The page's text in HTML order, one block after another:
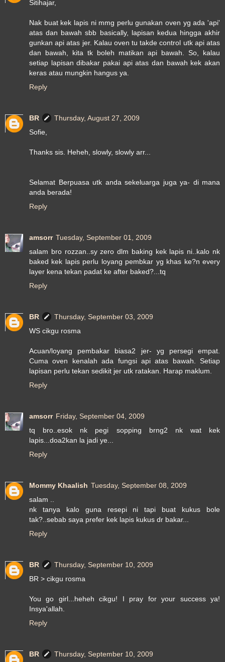
Sitihajar,
Nak buat kek lapis ni mmg perlu gunakan oven yg ada 'api'
atas dan bawah sbb basically, lapisan kedua hingga akhir
gunkan api atas jer. Kalau oven tu takde control utk api atas
dan bawah, kita tk boleh matikan api bawah. So, kalau
setiap lapisan dibakar pakai api atas dan bawah kek akan
keras atau mungkin hangus ya.
Reply
BR
Thursday, August 27, 2009
Sofie,
Thanks sis. Heheh, slowly, slowly arr...
Selamat Berpuasa utk anda sekeluarga juga ya- di mana
anda berada!
Reply
amsorr Tuesday, September 01, 2009
salam bro rozzan..sy zero dlm baking kek lapis ni..kalo nk
baked kek lapis perlu loyang pembkar yg khas ke?n every
layer kena tekan padat ke after baked?...tq
Reply
BR
Thursday, September 03, 2009
WS cikgu rosma
Acuan/loyang pembakar biasa2 jer- yg persegi empat.
Cuma oven kenalah ada fungsi api atas bawah. Setiap
lapisan perlu tekan sedikit jer utk ratakan. Harap maklum.
Reply
amsorr Friday, September 04, 2009
tq bro..esok nk pegi sopping brng2 nk wat kek
lapis...doa2kan la jadi ye...
Reply
Mommy Khaalish Tuesday, September 08, 2009
salam ..
nk tanya kalo guna resepi ni tapi buat kukus bole
tak?..sebab saya prefer kek lapis kukus dr bakar...
Reply
BR
Thursday, September 10, 2009
BR > cikgu rosma
You go girl...heheh cikgu! I pray for your success ya!
Insya'allah.
Reply
BR
Thursday, September 10, 2009